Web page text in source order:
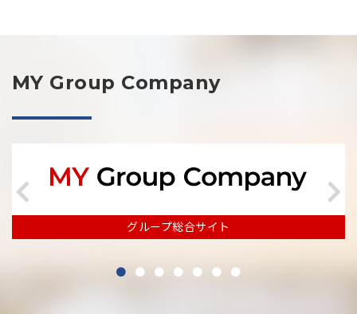
MY Group Company
グループ総合サイト